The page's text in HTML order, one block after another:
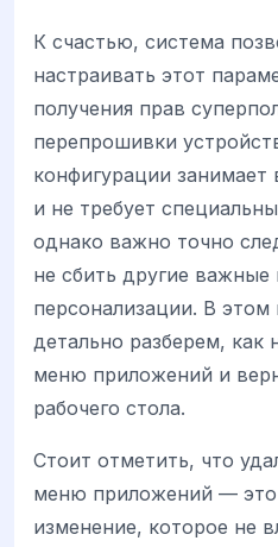
К счастью, система
настраивать этот
получения прав
перепрошивки
конфигурации занимает
и не требует
однако важно точно
не сбить другие важные
персонализации. В
детально разберем, как
меню приложений и
рабочего стола.
Стоит отметить, что
меню приложений — это
изменение, которое не